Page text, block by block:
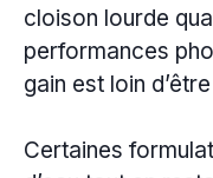
cloison lourde
performances
gain est loin
Certaines